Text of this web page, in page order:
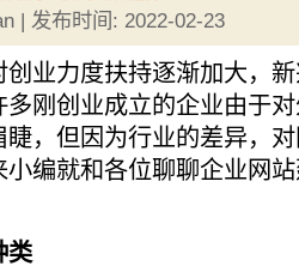
| 发布时间: 2022-02-23
创业力度扶持逐渐加大，
多刚创业成立的企业由于
睫，但因为行业的差异，
小编就和各位聊聊企业网
类